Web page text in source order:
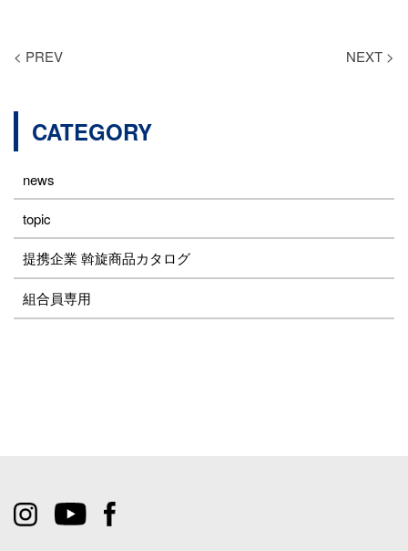
< PREV NEXT >
CATEGORY
news
topic
提携企業 斡旋商品カタログ
組合員専用